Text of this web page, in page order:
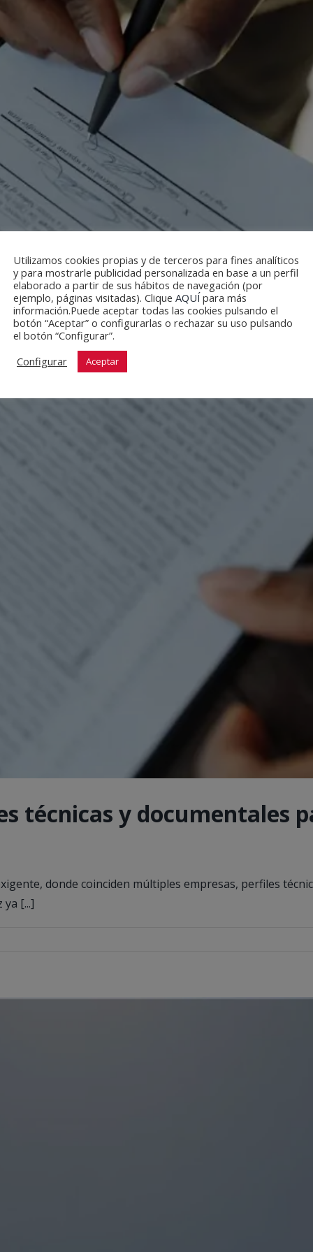
técnicas y documentales
donde coinciden múltiples empresas, perfiles
[...]
Utilizamos cookies propias y de terceros para fines analíticos
y para mostrarle publicidad personalizada en base a un perfil
elaborado a partir de sus hábitos de navegación (por
ejemplo, páginas visitadas). Clique AQUÍpara más
información.Puede aceptar todas las cookies pulsando el
botón “Aceptar” o configurarlas o rechazar su uso pulsando
el botón “Configurar”.
Configurar
Aceptar